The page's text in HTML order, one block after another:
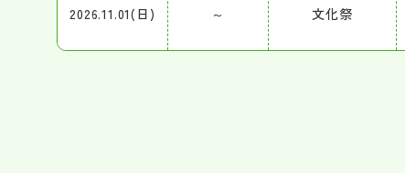
2026.11.01(日) ～ 文化祭